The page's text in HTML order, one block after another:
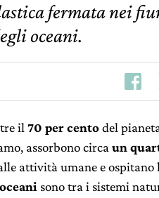
fermata nei
oceani.
il 70 per centodel
assorbono circa un
attività umane e
oceani sono tra i sistemi